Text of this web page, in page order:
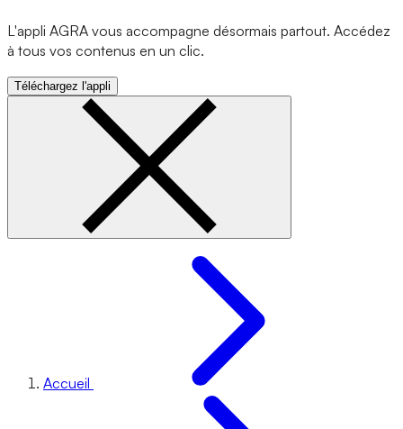
L'appli AGRA vous accompagne désormais partout. Accédez
à tous vos contenus en un clic.
Téléchargez l'appli
Accueil